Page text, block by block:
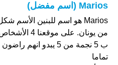
Marios (اسم مفضل)
ب 5 نجمة من 5 يبدو
تماما